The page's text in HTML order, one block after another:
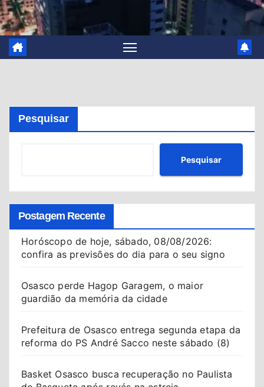
Pesquisar
Pesquisar
Postagem Recente
Horóscopo de hoje, sábado, 08/08/2026:
confira as previsões do dia para o seu signo
Osasco perde Hagop Garagem, o maior
guardião da memória da cidade
Prefeitura de Osasco entrega segunda etapa da
reforma do PS André Sacco neste sábado (8)
Basket Osasco busca recuperação no Paulista